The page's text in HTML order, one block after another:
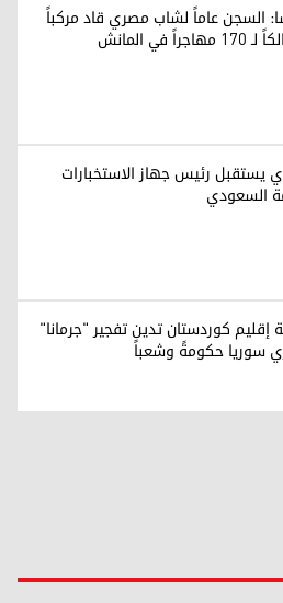
السجن عاماً لشاب مصري قاد مركباً
في المانش
يستقبل رئيس جهاز الاستخبارات
السعودي
إقليم كوردستان تدين تفجير "جرمانا"
سوريا حكومةً وشعباً